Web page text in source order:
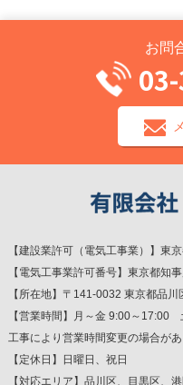
お問
【建設業許可（電気工事業）】
【電気工事業許可番号】東京都
【所在地】〒141-0032 東京都品
【営業時間】月～金 9:00～
工事により営業時間変更の場合があ
【定休日】日曜日、祝日
【対応エリア】品川区、目黒区、